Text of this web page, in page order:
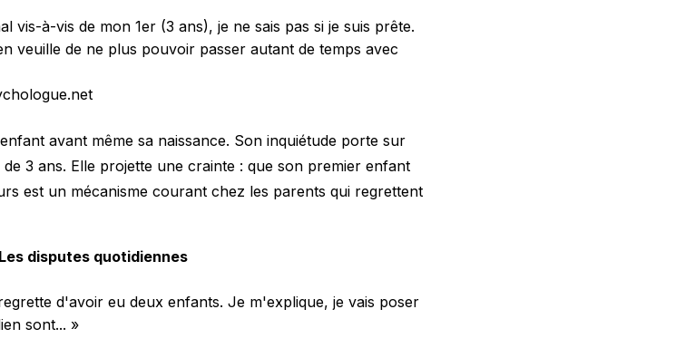
vis-à-vis de mon 1er (3 ans), je ne sais pas si je suis prête.
veuille de ne plus pouvoir passer autant de temps avec
avant même sa naissance. Son inquiétude porte sur
3 ans. Elle projette une crainte : que son premier enfant
est un mécanisme courant chez les parents qui regrettent
disputes quotidiennes
d'avoir eu deux enfants. Je m'explique, je vais poser
sont... »